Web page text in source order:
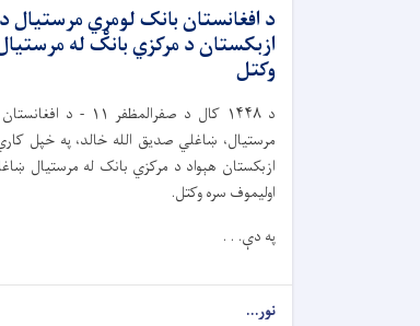
د افغانستان بانک لومړي مرستیال د
ازبکستان د مرکزي بانک له
وکتل
د ۱۴۴۸ کال د صفرالمظفر ۱۱ -
د
مرستیال، ښاغلي صدیق الله خالد، په خپل
ازبکستان هېواد د مرکزي بانک له مرستیال
اولیموف سره وکتل.
په دې. . .
نور...